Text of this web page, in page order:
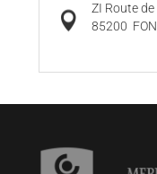
ZI Route
85200